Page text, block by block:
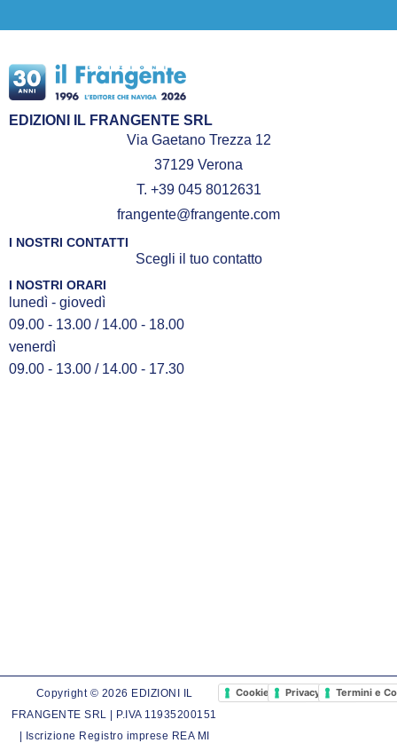
EDIZIONI IL FRANGENTE SRL
Via Gaetano Trezza 12
37129 Verona
T. +39 045 8012631
frangente@frangente.com
I NOSTRI CONTATTI
Scegli il tuo contatto
I NOSTRI ORARI
lunedì - giovedì
09.00 - 13.00 / 14.00 - 18.00
venerdì
09.00 - 13.00 / 14.00 - 17.30
Copyright © 2026 EDIZIONI IL
FRANGENTE SRL | P.IVA 11935200151
| Iscrizione Registro imprese REA MI
Cookie PolicyPrivacy PolicyTermini e